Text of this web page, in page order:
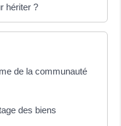
hériter ?
de la communauté
des biens